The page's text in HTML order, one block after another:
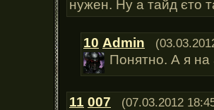
нужен. Ну а тайд єто
10 Admin
Понятно. А я на
11 007 (07.03.2012